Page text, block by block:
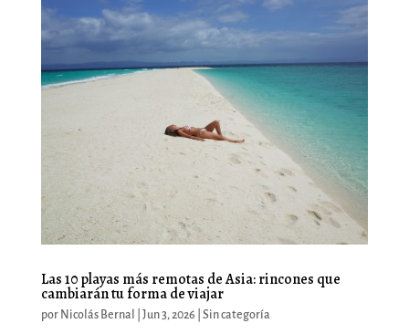
Las 10 playas más remotas de Asia: rincones que
cambiarán tu forma de viajar
por Nicolás Bernal Jun 3, 2026 Sin categoría